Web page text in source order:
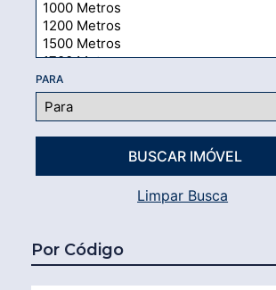
PARA
Limpar Busca
Por Código